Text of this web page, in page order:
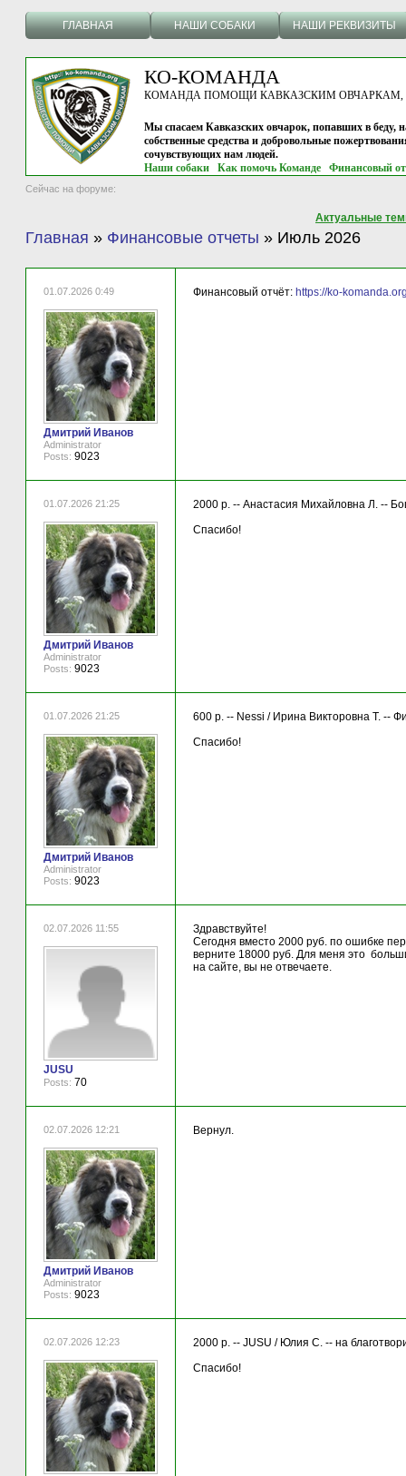
ГЛАВНАЯ НАШИ СОБАКИ НАШИ РЕКВИЗИТЫ
КО-КОМАНДА
КОМАНДА ПОМОЩИ КАВКАЗСКИМ ОВЧАРКАМ, г.
Мы спасаем Кавказских овчарок, попавших в беду,
собственные средства и добровольные
сочувствующих нам людей.
Наши собаки
Как помочь Команде Финансовый
Сейчас на форуме:
Актуальные
Главная » Финансовые отчеты » Июль 2026
01.07.2026 0:49
Дмитрий Иванов
Administrator
Posts: 9023
Финансовый отчёт: https://ko-
01.07.2026 21:25
Дмитрий Иванов
Administrator
Posts: 9023
2000 р. -- Анастасия Михайловна Л. --
Спасибо!
01.07.2026 21:25
Дмитрий Иванов
Administrator
Posts: 9023
600 р. -- Nessi / Ирина Викторовна Т. --
Спасибо!
02.07.2026 11:55
JUSU
Posts: 70
Здравствуйте!
Сегодня вместо 2000 руб. по ошибке
верните 18000 руб. Для меня это
на сайте, вы не отвечаете.
02.07.2026 12:21
Дмитрий Иванов
Administrator
Posts: 9023
Вернул.
02.07.2026 12:23
2000 р. -- JUSU / Юлия С. -- на
Спасибо!